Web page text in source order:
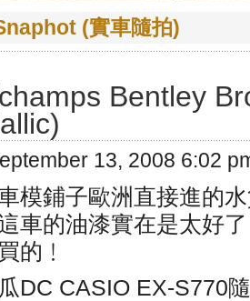
(實車隨拍)
Bentley
13, 2008 6:02
模鋪子歐洲直接進的
車的油漆實在是太好
的﹗
DC CASIO EX-S770